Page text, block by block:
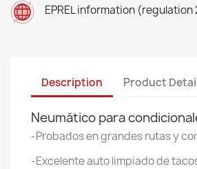
EPREL information
Description Product
Neumático para
-Probados en grandes rutas y
-Excelente auto limpiado de